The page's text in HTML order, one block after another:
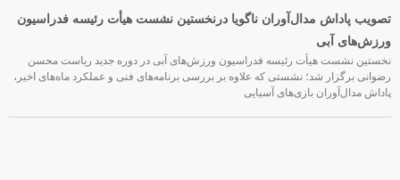
تصویب پاداش مدال‌آوران ناگویا درنخستین نشست هیأت رئیسه فدراسیون
ورزش‌های آبی
نخستین نشست هیأت رئیسه فدراسیون ورزش‌های آبی در دوره جدید ریاست محسن
رضوانی برگزار شد؛ نشستی که علاوه بر بررسی برنامه‌های فنی و عملکرد ماه‌های اخیر،
پاداش مدال‌آوران بازی‌های آسیایی